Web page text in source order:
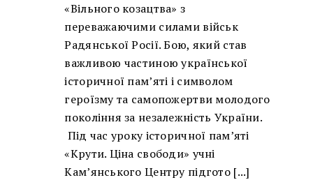
«Вільного козацтва» з
переважаючими силами військ
Радянської Росії. Бою, який став
важливою частиною української
історичної пам’яті і символом
героїзму та самопожертви молодого
покоління за незалежність України.
Під час уроку історичної пам’яті
«Крути. Ціна свободи» учні
Кам’янського Центру підгото [...]